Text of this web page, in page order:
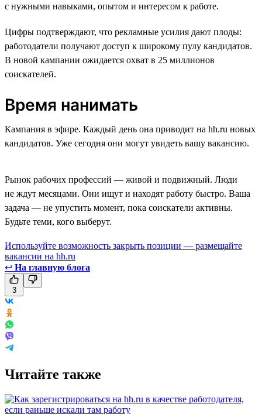
с нужными навыками, опытом и интересом к работе.
Цифры подтверждают, что рекламные усилия дают плоды:
работодатели получают доступ к широкому пулу кандидатов.
В новой кампании ожидается охват в 25 миллионов
соискателей.
Время нанимать
Кампания в эфире. Каждый день она приводит на hh.ru новых
кандидатов. Уже сегодня они могут увидеть вашу вакансию.
Рынок рабочих профессий — живой и подвижный. Люди
не ждут месяцами. Они ищут и находят работу быстро. Ваша
задача — не упустить момент, пока соискатели активны.
Будьте теми, кого выберут.
Используйте возможность закрыть позиции — размещайте
вакансии на hh.ru
↩ На главную блога
3
Читайте также